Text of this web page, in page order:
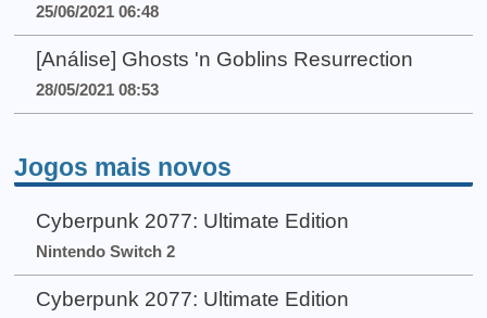
25/06/2021 06:48
[Análise] Ghosts 'n Goblins Resurrection
28/05/2021 08:53
Jogos mais novos
Cyberpunk 2077: Ultimate Edition
Nintendo Switch 2
Cyberpunk 2077: Ultimate Edition